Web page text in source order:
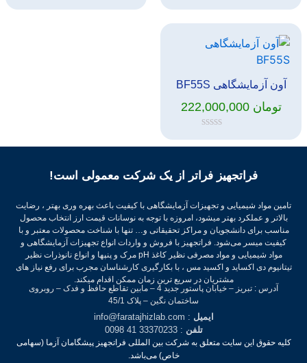
امتیاز
امتیاز
آون آزمایشگاهی BF55S
تومان222,000,000
امتیاز
0
5
فراتجهیز فراتر از یک شرکت معمولی است!
تامین مواد شیمیایی و تجهیزات آزمایشگاهی با کیفیت باعث بهره وری بهتر ، رضایت
بالاتر و عملکرد بهتر میشود، امروزه با توجه به نوسانات قیمت ارز انتخاب محصول
مناسب برای دانشجویان و مراکز تحقیقاتی و… تنها با شناخت محصولات معتبر و با
کیفیت میسر می‌شود. فراتجهیز با فروش و واردات انواع تجهیزات آزمایشگاهی و
مواد شیمیایی و مواد مصرفی نظیر کاغذ pH مرک و پنپها و انواع نانوذرات نظیر
تیتانیوم دی اکساید و اکسید مس ، با بکارگیری کارشناسان مجرب برای رفع نیاز های
مشتریان در سریع ترین زمان ممکن اقدام میکند.
آدرس : تبریز – خیابان پاستور جدید 4 – مابین تقاطع حافظ و فدک – روبروی
ساختمان نگین – پلاک 45/1
ایمیل: info@faratajhizlab.com
تلفن: 33370233 41 0098
کلیه حقوق این سایت متعلق به شرکت بین المللی فراتجهیز پیشگامان آزما (سهامی
خاص) می‌باشد.